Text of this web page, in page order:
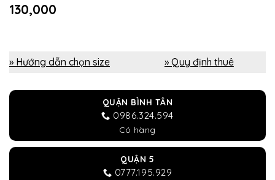
130,000
» Hướng dẫn chọn size » Quy định thuê
QUẬN BÌNH TÂN
0986.324.594
Có hàng
QUẬN 5
0777.195.929